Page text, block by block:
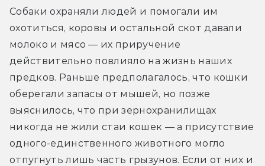
Собаки охраняли людей и помогали им
охотиться, коровы и остальной скот давали
молоко и мясо — их приручение
действительно повлияло на жизнь наших
предков. Раньше предполагалось, что кошки
оберегали запасы от мышей, но позже
выяснилось, что при зернохранилищах
никогда не жили стаи кошек — а присутствие
одного-единственного животного могло
отпугнуть лишь часть грызунов. Если от них и